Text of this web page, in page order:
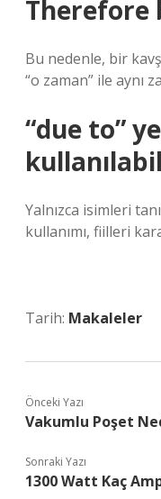
Therefore
Bu nedenle, bir
“o zaman” ile aynı
“due to”
Yalnızca isimleri
kullanımı, fiilleri
Tarih: Makaleler
Önceki Yazı
Vakumlu Poşet
Sonraki Yazı
1300 Watt Kaç